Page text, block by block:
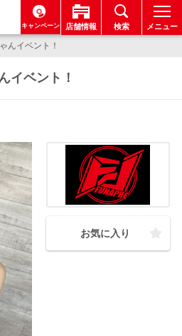
キャンペーン 店舗情報 検索 メニュー
んイベント！
イベント！
お気に入り